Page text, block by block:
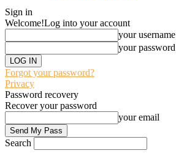
Sign in
Welcome!Log into your account
your username
your password
Forgot your password?
Privacy
Password recovery
Recover your password
your email
Search